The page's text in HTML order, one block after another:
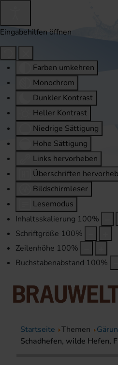
Eingabehilfen öffnen
Farben umkehren
Monochrom
Dunkler Kontrast
Heller Kontrast
Niedrige Sättigung
Hohe Sättigung
Links hervorheben
Überschriften
Bildschirmleser
Lesemodus
Inhaltsskalierung 100%
Schriftgröße 100%
Zeilenhöhe 100%
Buchstabenabstand 100%
Startseite Themen
Schadhefen, wilde Hefen,